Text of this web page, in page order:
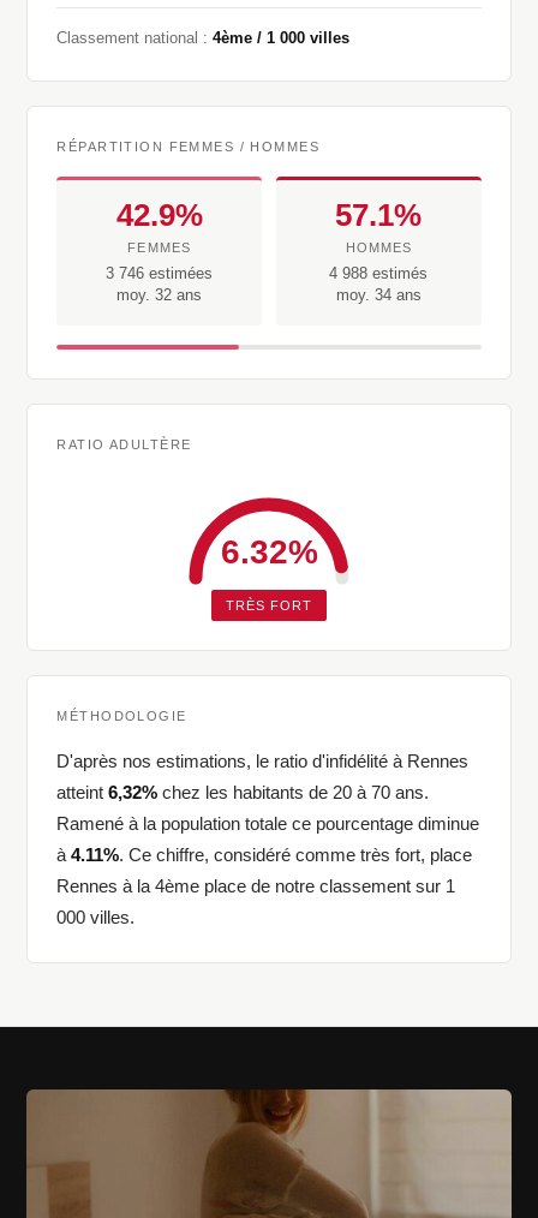
Classement national :4ème / 1 000 villes
RÉPARTITION FEMMES / HOMMES
42.9%
FEMMES
3 746 estimées
moy. 32 ans
57.1%
HOMMES
4 988 estimés
moy. 34 ans
RATIO ADULTÈRE
6.32%
TRÈS FORT
MÉTHODOLOGIE
D'après nos estimations, le ratio d'infidélité à Rennes
atteint6,32% chez les habitants de 20 à 70 ans.
Ramené à la population totale ce pourcentage diminue
à4.11%. Ce chiffre, considéré comme très fort, place
Rennes à la 4ème place de notre classement sur 1
000 villes.